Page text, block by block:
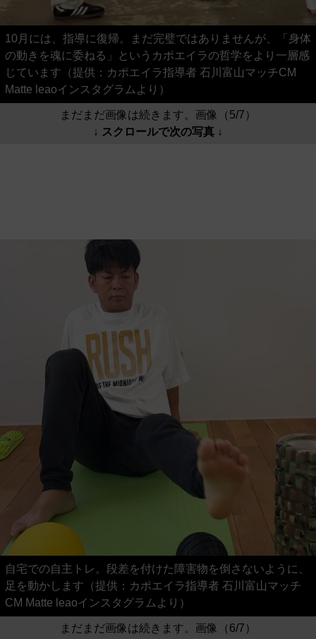
10月には、指導に復帰。まだ完璧ではありませんが、「身体
の動きを魂に委ねる」というカポエイラの哲学をより一層感
じています（提供：カポエイラ指導者 石川富山マッチCM
Matte leaoインスタグラムより）
まだまだ画像は続きます。画像（5/7）
↓ スクロールで次の写真 ↓
自宅での自主トレ。段差を付けた障害物を倒さないように、
足を動かします（提供：カポエイラ指導者 石川富山マッチ
CM Matte leaoインスタグラムより）
まだまだ画像は続きます。画像（6/7）